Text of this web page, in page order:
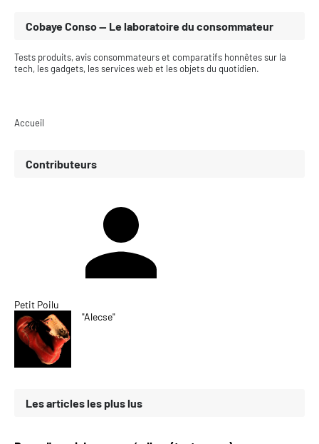
Cobaye Conso — Le laboratoire du consommateur
Tests produits, avis consommateurs et comparatifs honnêtes sur la
tech, les gadgets, les services web et les objets du quotidien.
Accueil
Contributeurs
Petit Poilu
"Alecse"
Les articles les plus lus